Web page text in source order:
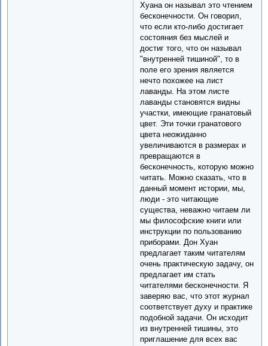
Хуана он называл это чтением
бесконечности. Он говорил,
что если кто-либо достигает
состояния без мыслей и
достиг того, что он называл
"внутренней тишиной", то в
поле его зрения является
нечто похожее на лист
лаванды. На этом листе
лаванды становятся видны
участки, имеющие гранатовый
цвет. Эти точки гранатового
цвета неожиданно
увеличиваются в размерах и
превращаются в
бесконечность, которую можно
читать. Можно сказать, что в
данный момент истории, мы,
люди - это читающие
существа, неважно читаем ли
мы философские книги или
инструкции по пользованию
приборами. Дон Хуан
предлагает таким читателям
очень практическую задачу, он
предлагает им стать
читателями бесконечности. Я
заверяю вас, что этот журнал
соответствует духу и практике
подобной задачи. Он исходит
из внутренней тишины, это
приглашение для всех вас